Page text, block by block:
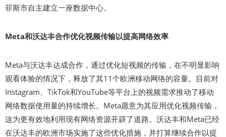
菲斯市自主建立一座数据中心。
Meta和沃达丰合作优化视频传输以提高网络效率
Meta与沃达丰达成合作，通过优化短视频的传输，在不明显影响
观看体验的情况下，释放了其11个欧洲移动网络的容量。目前对
Instagram、TikTok和YouTube等平台上的视频需求推动了移动
网络数据使用量的持续增长。Meta愿意为其应用优化视频传输，
这为更有效地利用现有网络资源开辟了道路。沃达丰和Meta已经
在沃达丰的欧洲市场实施了这些优化措施，并打算继续合作以提